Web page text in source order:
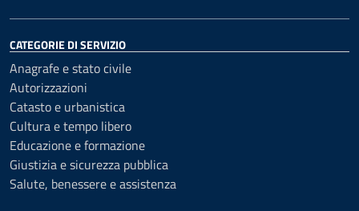
CATEGORIE DI SERVIZIO
Anagrafe e stato civile
Autorizzazioni
Catasto e urbanistica
Cultura e tempo libero
Educazione e formazione
Giustizia e sicurezza pubblica
Salute, benessere e assistenza